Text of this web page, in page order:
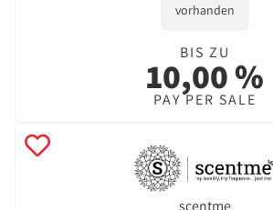
vorhanden
BIS ZU
10,00 %
PAY PER SALE
scentme